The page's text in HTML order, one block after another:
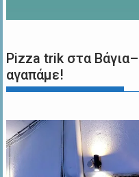
Pizza trik στα
αγαπάμε!